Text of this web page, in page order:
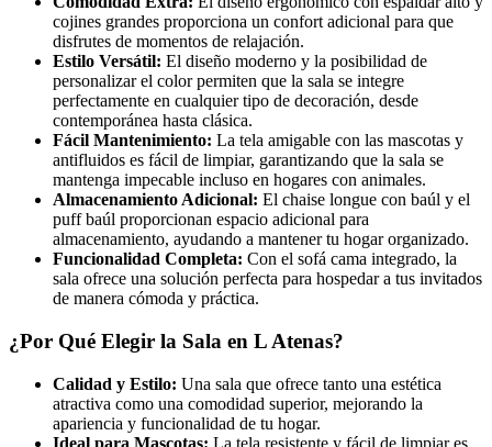
cojines grandes proporciona un confort adicional para que
disfrutes de momentos de relajación.
Estilo Versátil: El diseño moderno y la posibilidad de
personalizar el color permiten que la sala se integre
perfectamente en cualquier tipo de decoración, desde
contemporánea hasta clásica.
Fácil Mantenimiento: La tela amigable con las mascotas y
antifluidos es fácil de limpiar, garantizando que la sala se
mantenga impecable incluso en hogares con animales.
Almacenamiento Adicional: El chaise longue con baúl y el
puff baúl proporcionan espacio adicional para
almacenamiento, ayudando a mantener tu hogar organizado.
Funcionalidad Completa: Con el sofá cama integrado, la
sala ofrece una solución perfecta para hospedar a tus invitados
de manera cómoda y práctica.
¿Por Qué Elegir la Sala en L Atenas?
Calidad y Estilo: Una sala que ofrece tanto una estética
atractiva como una comodidad superior, mejorando la
apariencia y funcionalidad de tu hogar.
Ideal para Mascotas: La tela resistente y fácil de limpiar es